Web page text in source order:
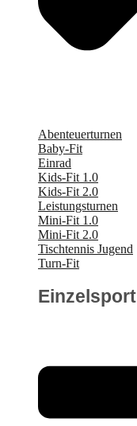
Abenteuerturnen
Baby-Fit
Einrad
Kids-Fit 1.0
Kids-Fit 2.0
Leistungsturnen
Mini-Fit 1.0
Mini-Fit 2.0
Tischtennis Jugend
Turn-Fit
Einzelsport